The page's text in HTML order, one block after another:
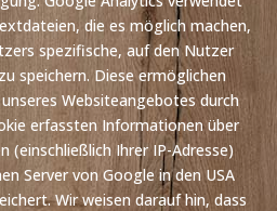
die es möglich machen,
spezifische, auf den Nutzer
speichern. Diese ermöglichen
Websiteangebotes durch
erfassten Informationen über
(einschließlich Ihrer IP-Adresse)
Server von Google in den USA
Wir weisen darauf hin, dass